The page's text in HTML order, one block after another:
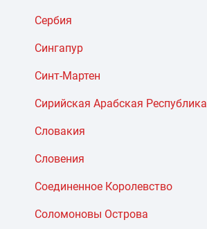
Сербия
Сингапур
Синт-Мартен
Сирийская Арабская Республика
Словакия
Словения
Соединенное Королевство
Соломоновы Острова